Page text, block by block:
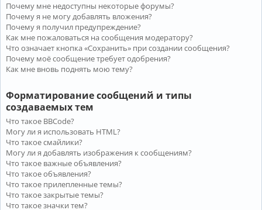
Почему мне недоступны некоторые форумы?
Почему я не могу добавлять вложения?
Почему я получил предупреждение?
Как мне пожаловаться на сообщения модератору?
Что означает кнопка «Сохранить» при создании сообщения?
Почему моё сообщение требует одобрения?
Как мне вновь поднять мою тему?
Форматирование сообщений и типы
создаваемых тем
Что такое BBCode?
Могу ли я использовать HTML?
Что такое смайлики?
Могу ли я добавлять изображения к сообщениям?
Что такое важные объявления?
Что такое объявления?
Что такое прилепленные темы?
Что такое закрытые темы?
Что такое значки тем?